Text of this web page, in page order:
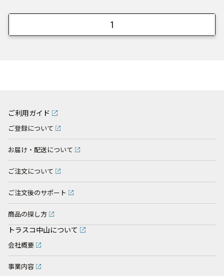
1
ご利用ガイド
ご登録について
お届け・配送について
ご注文について
ご注文後のサポート
商品の探し方
トラスコ中山について
会社概要
事業内容